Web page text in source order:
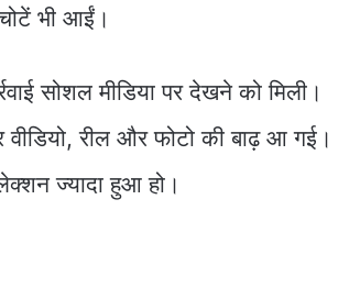
भी आईं।
सोशल मीडिया पर देखने को मिली।
रील और फोटो की बाढ़ आ गई।
ज्यादा हुआ हो।